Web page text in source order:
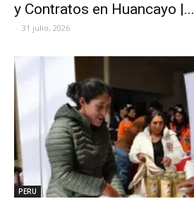
y Contratos en Huancayo |...
- 31 julio, 2026
PERU